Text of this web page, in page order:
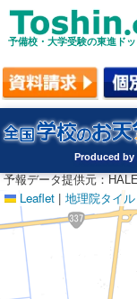
予備校・大学受験の東進ド
Produced by
Leaflet | 地理院タイル
予報データ提供元：